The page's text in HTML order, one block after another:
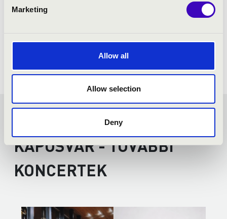
Marketing
Allow all
Allow selection
Deny
SZIVÁRVÁNY BÉRLET -
KAPOSVÁR - TOVÁBBI
KONCERTEK